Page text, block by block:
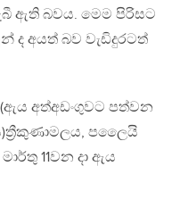
ඇති බවය. මෙම පිරිසට
අයත් බව වැඩිදුරටත්
අත්අඩංගුවට පත්වන
පලෛයි
11වන දා ඇය